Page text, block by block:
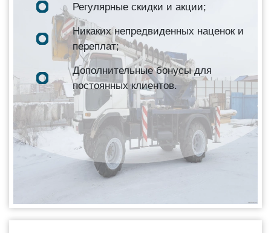
Регулярные скидки и акции;
Никаких непредвиденных наценок и
переплат;
Дополнительные бонусы для
постоянных клиентов.